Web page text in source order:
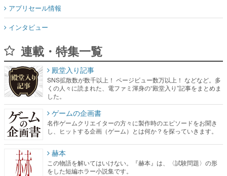
アプリセール情報
インタビュー
連載・特集一覧
殿堂入り記事
SNS拡散数が数千以上！ ページビュー数万以上！ などなど。多
くの人々に読まれた、電ファミ渾身の“殿堂入り”記事をまとめま
した。
ゲームの企画書
名作ゲームクリエイターの方々に製作時のエピソードをお聞き
し、ヒットする企画（ゲーム）とは何か？を探っていきます。
赫本
この物語を解いてはいけない。『赫本』は、〈試験問題〉の形
をした短編ホラー小説集です。